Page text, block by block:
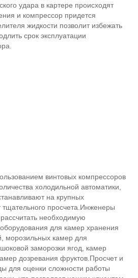
удара в картере происходят
и компрессор придется
жидкости позволит избежать
срок эксплуатации
винтовых компрессоров
холодильной автоматики,
на крупных
тщательного просчета.Инженеры
необходимую
для камер хранения
морозильных камер для
заморозки ягод, камер
дозревания фруктов.Просчет и
для оценки сложности работы